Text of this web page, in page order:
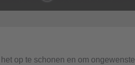
op te schonen en om ongewenste